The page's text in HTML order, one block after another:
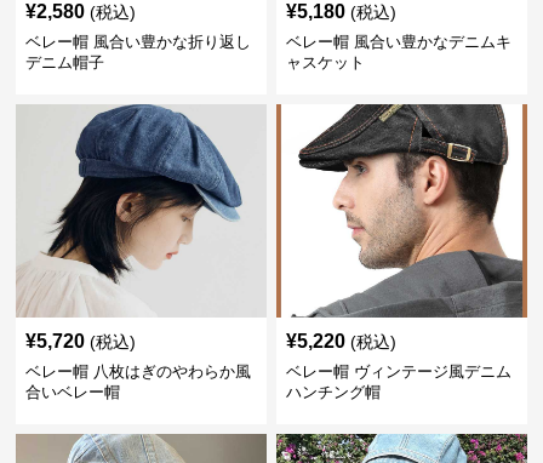
¥2,580 (税込)
ベレー帽 風合い豊かな折り返し
デニム帽子
¥5,180 (税込)
ベレー帽 風合い豊かなデニムキ
ャスケット
¥5,720 (税込)
ベレー帽 八枚はぎのやわらか風
合いベレー帽
¥5,220 (税込)
ベレー帽 ヴィンテージ風デニム
ハンチング帽